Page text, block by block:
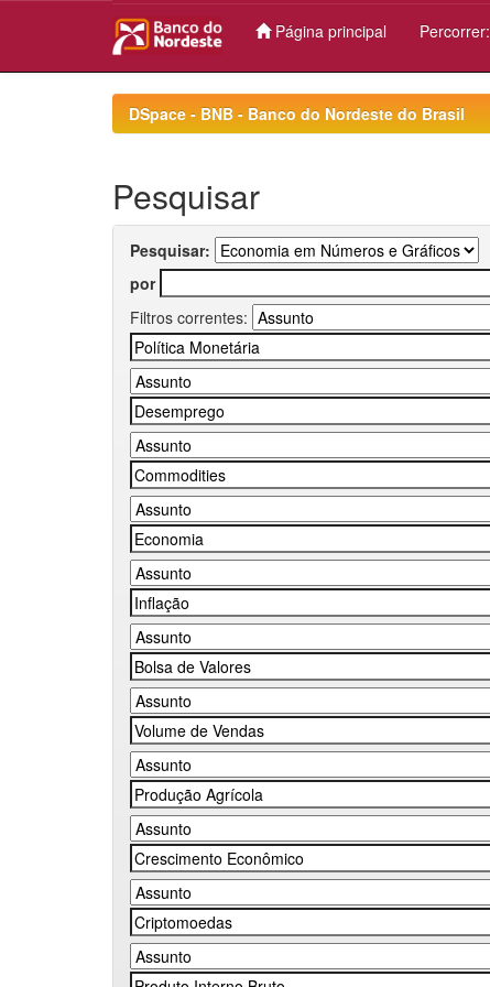
Página principal Percorrer:
DSpace - BNB - Banco do Nordeste do Brasil
Pesquisar
Pesquisar:
por
Filtros correntes: